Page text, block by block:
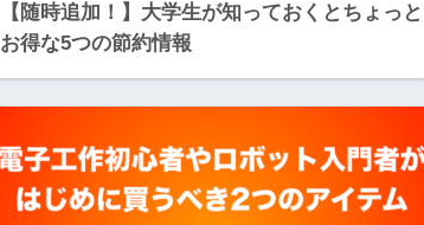
【随時追加！】大学生が知っておくとちょっと
お得な5つの節約情報